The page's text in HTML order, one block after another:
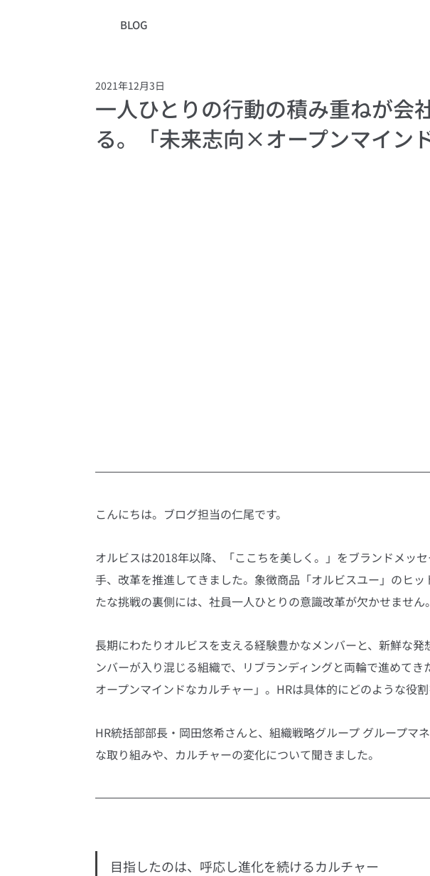
BLOG
一人ひとりの行動の積み重ねが会
る。「未来志向×オープンマイン
2021年12月3日
こんにちは。ブログ担当の仁尾です。
オルビスは2018年以降、「ここちを美しく。」をブランドメッ
手、改革を推進してきました。象徴商品「オルビスユー」のヒ
たな挑戦の裏側には、社員一人ひとりの意識改革が欠かせません。
長期にわたりオルビスを支える経験豊かなメンバーと、新鮮な
ンバーが入り混じる組織で、リブランディングと両輪で進めて
オープンマインドなカルチャー」。HRは具体的にどのような役
HR統括部部長・岡田悠希さんと、組織戦略グループ グループマ
な取り組みや、カルチャーの変化について聞きました。
目指したのは、呼応し進化を続けるカルチャー